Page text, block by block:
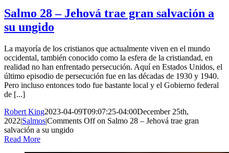
Salmo 28 – Jehová trae gran salvación a
su ungido
La mayoría de los cristianos que actualmente viven en el mundo
occidental, también conocido como la esfera de la cristiandad, en
realidad no han enfrentado persecución. Aquí en Estados Unidos, el
último episodio de persecución fue en las décadas de 1930 y 1940.
Pero incluso entonces todo fue bastante local y el Gobierno federal
de [...]
Robert King2023-04-09T09:07:25-04:00December 25th,
2022|Salmos|Comments Offon Salmo 28 – Jehová trae gran
salvación a su ungido
Read More